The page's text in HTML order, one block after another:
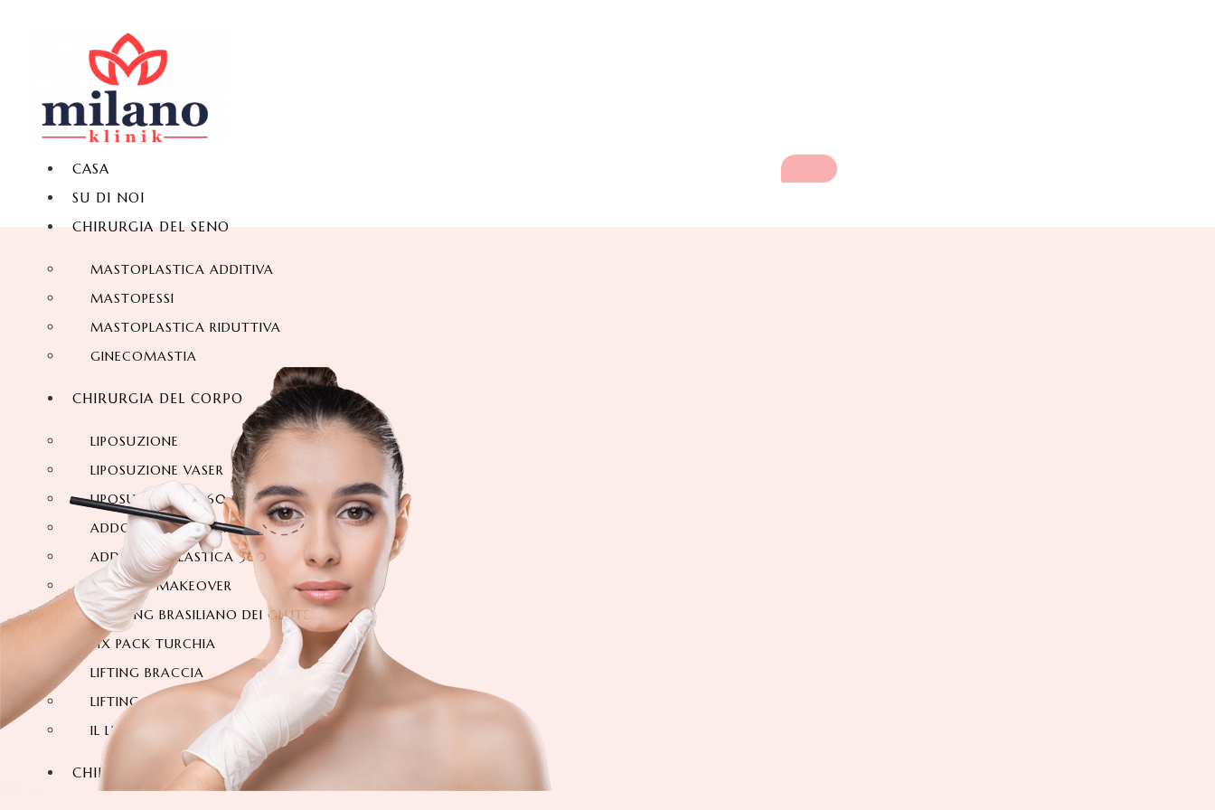
CASA
SU DI NOI
CHIRURGIA DEL SENO
MASTOPLASTICA ADDITIVA
MASTOPESSI
MASTOPLASTICA RIDUTTIVA
GINECOMASTIA
CHIRURGIA DEL CORPO
LIPOSUZIONE
LIPOSUZIONE VASER
LIPOSUZIONE A 360 GRADI
ADDOMINOPLASTICA
ADDOMINOPLASTICA 360 GRADI
MOMMY MAKEOVER
IL LIFTING BRASILIANO DEI GLUTEI
SIX PACK TURCHIA
LIFTING BRACCIA
LIFTING DELLE COSCE
IL LIFTING DEL COLLO
CHIRURGIA FACCIALE